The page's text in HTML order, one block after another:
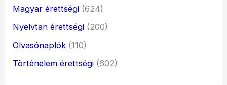
Magyar érettségi (624)
Nyelvtan érettségi (200)
Olvasónaplók (110)
Történelem érettségi (602)